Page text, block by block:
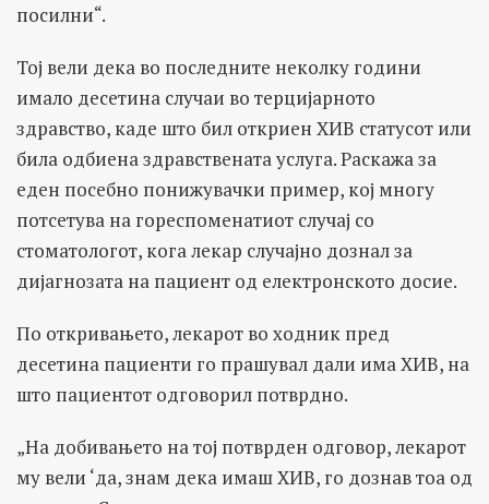
посилни“.
Тој вели дека во последните неколку години
имало десетина случаи во терцијарното
здравство, каде што бил откриен ХИВ статусот или
била одбиена здравствената услуга. Раскажа за
еден посебно понижувачки пример, кој многу
потсетува на гореспоменатиот случај со
стоматологот, кога лекар случајно дознал за
дијагнозата на пациент од електронското досие.
По откривањето, лекарот во ходник пред
десетина пациенти го прашувал дали има ХИВ, на
што пациентот одговорил потврдно.
„На добивањето на тој потврден одговор, лекарот
му вели ‘да, знам дека имаш ХИВ, го дознав тоа од